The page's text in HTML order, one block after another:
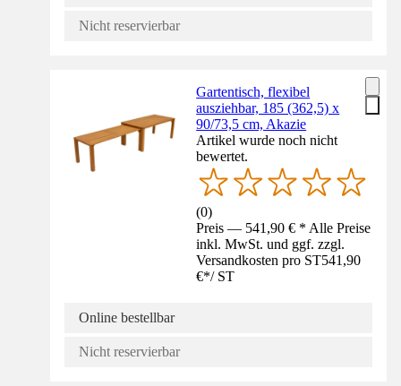
Nicht reservierbar
Gartentisch, flexibel
ausziehbar, 185 (362,5) x
90/73,5 cm, Akazie
Artikel wurde noch nicht
bewertet.
(0)
Preis — 541,90 € * Alle Preise
inkl. MwSt. und ggf. zzgl.
Versandkosten pro ST541,90
€*/ ST
Online bestellbar
Nicht reservierbar